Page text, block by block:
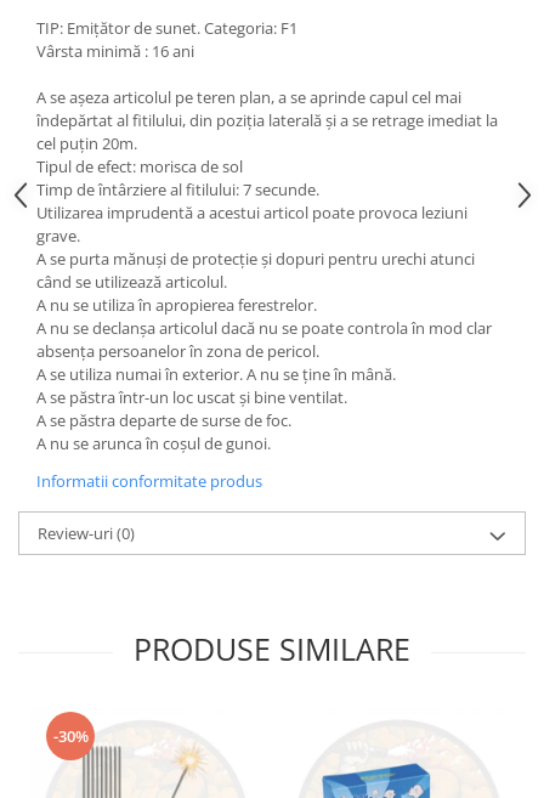
TIP: Emițător de sunet. Categoria: F1
Vârsta minimă : 16 ani
A se așeza articolul pe teren plan, a se aprinde capul cel mai
îndepărtat al fitilului, din poziția laterală și a se retrage imediat la
cel puțin 20m.
Tipul de efect: morisca de sol
Timp de întârziere al fitilului: 7 secunde.
Utilizarea imprudentă a acestui articol poate provoca leziuni
grave.
A se purta mănuși de protecție și dopuri pentru urechi atunci
când se utilizează articolul.
A nu se utiliza în apropierea ferestrelor.
A nu se declanșa articolul dacă nu se poate controla în mod clar
absența persoanelor în zona de pericol.
A se utiliza numai în exterior. A nu se ține în mână.
A se păstra într-un loc uscat și bine ventilat.
A se păstra departe de surse de foc.
A nu se arunca în coșul de gunoi.
Informatii conformitate produs
Review-uri(0)
PRODUSE SIMILARE
-30%